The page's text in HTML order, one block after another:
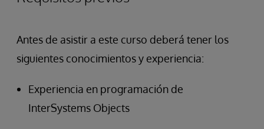
Antes de asistir a este curso deberá tener los
siguientes conocimientos y experiencia:
Experiencia en programación de
InterSystems Objects